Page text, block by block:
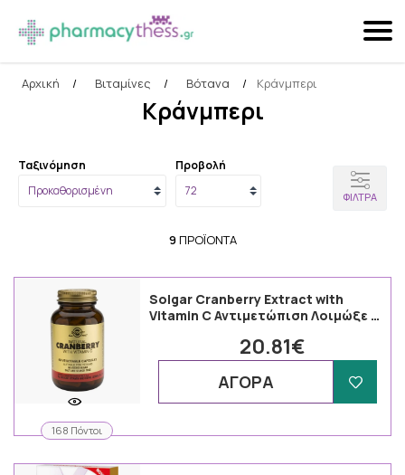
Αναζήτηση
Αρχική / Βιταμίνες / Βότανα / Κράνμπερι
Κράνμπερι
Ταξινόμηση Προβολή
ΦΊΛΤΡΑ
9ΠΡΟΪΌΝΤΑ
168 Πόντοι
Solgar Cranberry Extract with
Vitamin C Αντιμετώπιση Λοιμώξε …
20.81€
ΑΓΟΡΑ